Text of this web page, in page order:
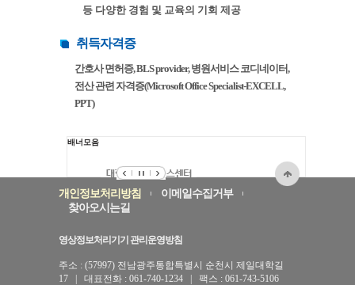
등 다양한 경험 및 교육의 기회 제공
취득자격증
간호사 면허증, BLS provider, 병원서비스 코디네이터,
전산 관련 자격증(Microsoft Office Specialist-EXCELL,
PPT)
배너모음
개인정보처리방침
이메일수집거부
찾아오시는길
영상정보처리기기 관리운영방침
주소 : (57997) 전남광주통합특별시 순천시 제일대학길
17 | 대표전화 : 061-740-1234 | 팩스 : 061-743-5106